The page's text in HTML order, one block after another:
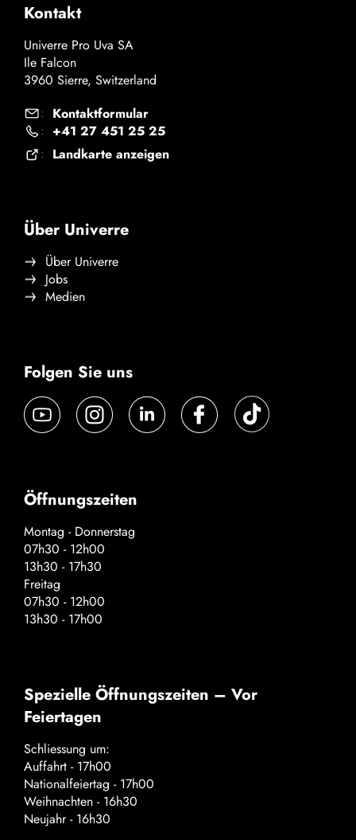
Kontakt
Univerre Pro Uva SA
Ile Falcon
3960 Sierre, Switzerland
: Kontaktformular
: +41 27 451 25 25
: Landkarte anzeigen
Über Univerre
Über Univerre
Jobs
Medien
Folgen Sie uns
Öffnungszeiten
Montag - Donnerstag
07h30 - 12h00
13h30 - 17h30
Freitag
07h30 - 12h00
13h30 - 17h00
Spezielle Öffnungszeiten – Vor
Feiertagen
Schliessung um:
Auffahrt - 17h00
Nationalfeiertag - 17h00
Weihnachten - 16h30
Neujahr - 16h30